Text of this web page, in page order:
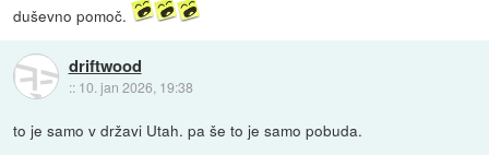
duševno pomoč.
driftwood
:: 10. jan 2026, 19:38
to je samo v državi Utah. pa še to je samo pobuda.